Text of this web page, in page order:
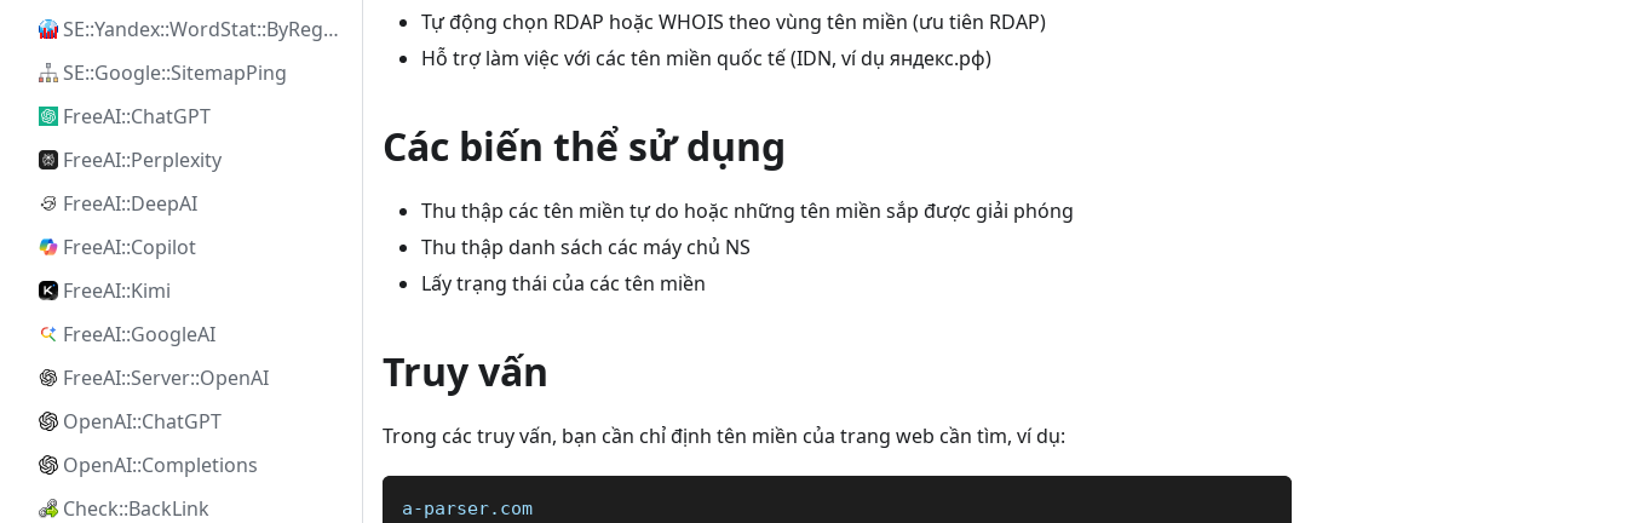
SE::Yandex::WordStat::ByRegion
SE::Google::SitemapPing
FreeAI::ChatGPT
FreeAI::Perplexity
FreeAI::DeepAI
FreeAI::Copilot
FreeAI::Kimi
FreeAI::GoogleAI
FreeAI::Server::OpenAI
OpenAI::ChatGPT
OpenAI::Completions
Check::BackLink
Tự động chọn RDAP hoặc WHOIS theo vùng tên miền (ưu tiên RDAP)
Hỗ trợ làm việc với các tên miền quốc tế (IDN, ví dụ яндекс.рф)
Các biến thể sử dụng
Thu thập các tên miền tự do hoặc những tên miền sắp được giải phóng
Thu thập danh sách các máy chủ NS
Lấy trạng thái của các tên miền
Truy vấn
Trong các truy vấn, bạn cần chỉ định tên miền của trang web cần tìm, ví dụ:
a-parser.com